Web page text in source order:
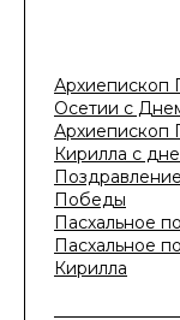
Архиепископ
Осетии с
Архиепископ
Кирилла с
Победы
Пасхальное
Пасхальное
Кирилла